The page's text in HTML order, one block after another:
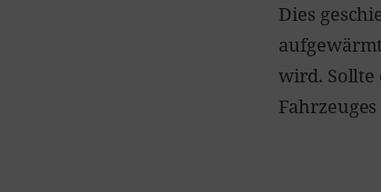
Dies
wird. Sollte